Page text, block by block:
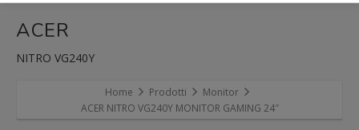
ACER
NITRO VG240Y
Home Prodotti
Monitor
ACER NITRO VG240Y MONITOR GAMING 24″